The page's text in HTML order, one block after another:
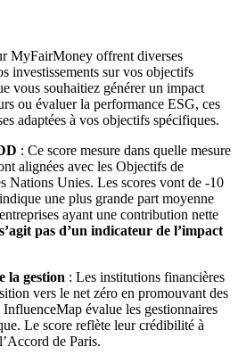
MyFairMoney offrent diverses
investissements sur vos objectifs
vous souhaitiez générer un impact
ou évaluer la performance ESG, ces
adaptées à vos objectifs spécifiques.
: Ce score mesure dans quelle mesure
alignées avec les Objectifs de
Nations Unies. Les scores vont de -10
une plus grande part moyenne
ayant une contribution nette
pas d’un indicateur de l’impact
la gestion : Les institutions financières
vers le net zéro en promouvant des
évalue les gestionnaires
Le score reflète leur crédibilité à
de Paris.